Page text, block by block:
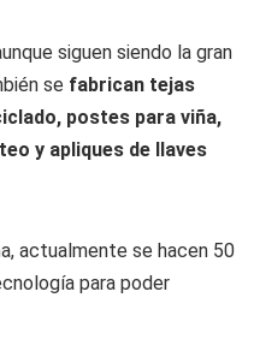
siguen siendo la gran
se fabrican tejas
postes para viña,
y apliques de llaves
actualmente se hacen 50
para poder